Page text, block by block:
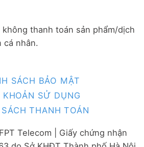
thanh toán sản phẩm/dịch
cá nhân.
SÁCH BẢO MẬT
SỬ DỤNG
THANH TOÁN
Telecom | Giấy chứng nhận